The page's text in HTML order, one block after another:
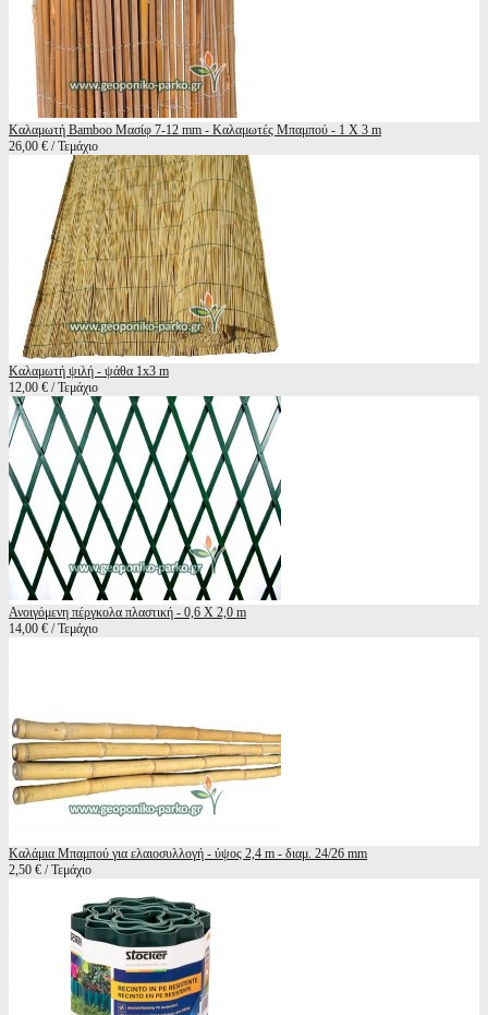
Καλαμωτή Bamboo Μασίφ 7-12 mm - Καλαμωτές Μπαμπού - 1 Χ 3 m
26,00 € / Τεμάχιο
Καλαμωτή ψιλή - ψάθα 1x3 m
12,00 € / Τεμάχιο
Ανοιγόμενη πέργκολα πλαστική - 0,6 X 2,0 m
14,00 € / Τεμάχιο
Καλάμια Μπαμπού για ελαιοσυλλογή - ύψος 2,4 m - διαμ. 24/26 mm
2,50 € / Τεμάχιο